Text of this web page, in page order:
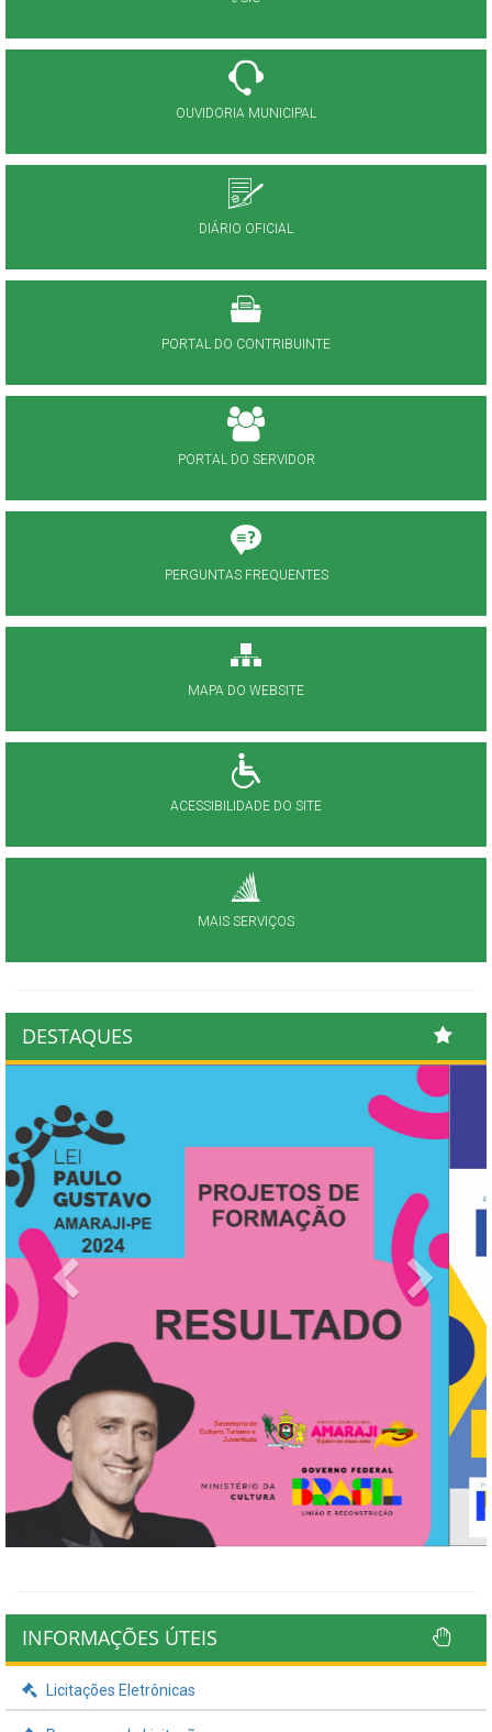
OUVIDORIA MUNICIPAL
DIÁRIO OFICIAL
PORTAL DO CONTRIBUINTE
PORTAL DO SERVIDOR
PERGUNTAS FREQUENTES
MAPA DO WEBSITE
ACESSIBILIDADE DO SITE
MAIS SERVIÇOS
DESTAQUES
Next
INFORMAÇÕES ÚTEIS
Licitações Eletrônicas